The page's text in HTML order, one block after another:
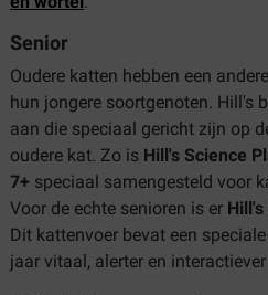
Senior
Oudere katten hebben een
hun jongere soortgenoten. Hill's
aan die speciaal gericht zijn op
oudere kat. Zo is Hill's Science
7+ speciaal samengesteld voor
Voor de echte senioren is er
Dit kattenvoer bevat een
jaar vitaal, alerter en